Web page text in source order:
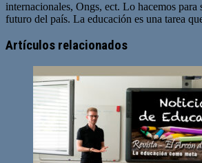
internacionales, Ongs, ect. Lo hacemos para
futuro del país. La educación es una tarea
web
Artículos relacionados